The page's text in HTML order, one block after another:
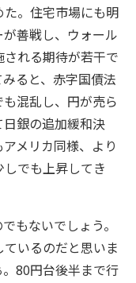
。住宅市場にも明
善戦し、ウォール
れる期待が若干で
ると、赤字国債法
混乱し、円が売ら
銀の追加緩和決
メリカ同様、より
でも上昇してき
もないでしょう。
いるのだと思いま
80円台後半まで行